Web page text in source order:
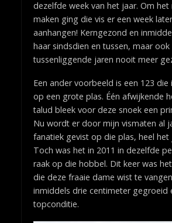
dezelfde week van het jaar. Om
maken ging die vis er een week
aanhangen! Kerngezond en
haar sindsdien en tussen, maar ook
tussenliggende jaren nooit meer
Een ander voorbeeld is een 123 die
op een grote plas. Één afwijkende
talud bleek voor deze snoek een
Nu wordt er door mijn vismaten al
fanatiek gevist op die plas, heel het
Toch was het in 2011 in dezelfde
raak op die hobbel. Dit keer was
die deze fraaie dame wist te
inmiddels drie centimeter gegroeid
topconditie.